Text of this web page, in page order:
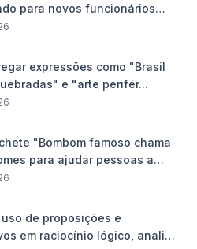
para novos funcionários
expressões como "Brasil
e "arte perifér...
"Bombom famoso chama
para ajudar pessoas a
uso de proposições e
em raciocínio lógico, analise